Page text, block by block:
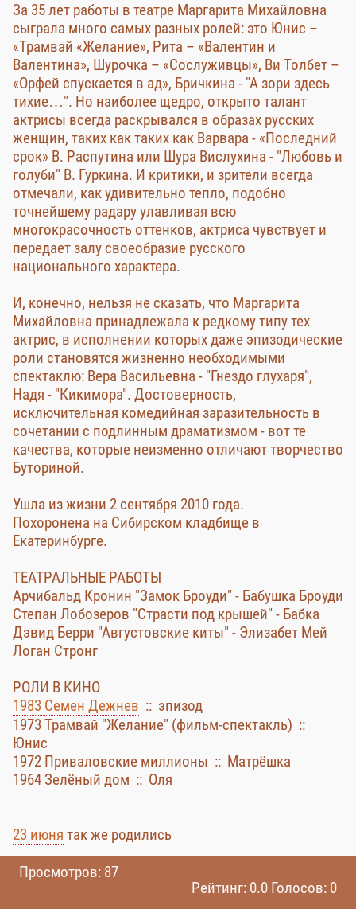
За 35 лет работы в театре Маргарита Михайловна
сыграла много самых разных ролей: это Юнис –
«Трамвай «Желание», Рита – «Валентин и
Валентина», Шурочка – «Сослуживцы», Ви Толбет –
«Орфей спускается в ад», Бричкина - "А зори здесь
тихие…". Но наиболее щедро, открыто талант
актрисы всегда раскрывался в образах русских
женщин, таких как таких как Варвара - «Последний
срок» В. Распутина или Шура Вислухина - "Любовь и
голуби" В. Гуркина. И критики, и зрители всегда
отмечали, как удивительно тепло, подобно
точнейшему радару улавливая всю
многокрасочность оттенков, актриса чувствует и
передает залу своеобразие русского
национального характера.
И, конечно, нельзя не сказать, что Маргарита
Михайловна принадлежала к редкому типу тех
актрис, в исполнении которых даже эпизодические
роли становятся жизненно необходимыми
спектаклю: Вера Васильевна - "Гнездо глухаря",
Надя - "Кикимора". Достоверность,
исключительная комедийная заразительность в
сочетании с подлинным драматизмом - вот те
качества, которые неизменно отличают творчество
Буториной.
Ушла из жизни 2 сентября 2010 года.
Похоронена на Сибирском кладбище в
Екатеринбурге.
ТЕАТРАЛЬНЫЕ РАБОТЫ
Арчибальд Кронин "Замок Броуди" - Бабушка Броуди
Степан Лобозеров "Страсти под крышей" - Бабка
Дэвид Берри "Августовские киты" - Элизабет Мей
Логан Стронг
РОЛИ В КИНО
1983 Семен Дежнев :: эпизод
1973 Трамвай "Желание" (фильм-спектакль) ::
Юнис
1972 Приваловские миллионы :: Матрёшка
1964 Зелёный дом :: Оля
23 июня так же родились
Просмотров: 87
Рейтинг: 0.0 Голосов: 0